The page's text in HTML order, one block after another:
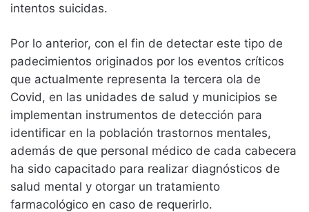
intentos suicidas.
Por lo anterior, con el fin de detectar este tipo de
padecimientos originados por los eventos críticos
que actualmente representa la tercera ola de
Covid, en las unidades de salud y municipios se
implementan instrumentos de detección para
identificar en la población trastornos mentales,
además de que personal médico de cada cabecera
ha sido capacitado para realizar diagnósticos de
salud mental y otorgar un tratamiento
farmacológico en caso de requerirlo.